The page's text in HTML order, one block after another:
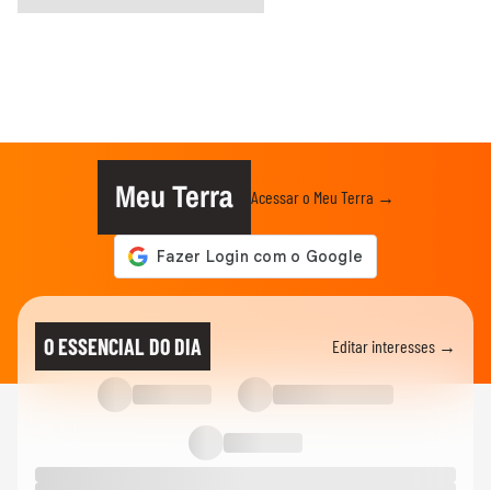
Meu Terra Acessar o Meu Terra →
O ESSENCIAL DO DIA Editar interesses →